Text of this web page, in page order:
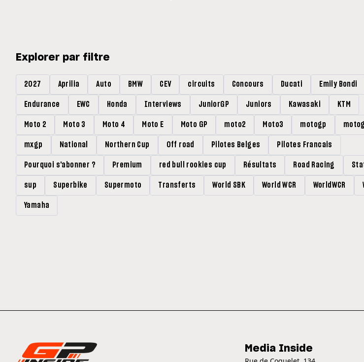
Explorer par filtre
2027 Aprilia Auto BMW CEV circuits Concours Ducati Emily Bondi
Endurance EWC Honda Interviews JuniorGP Juniors Kawasaki KTM
Moto 2 Moto 3 Moto 4 Moto E Moto GP moto2 Moto3 motogp
mxgp National Northern Cup Off road Pilotes Belges Pilotes Francais
Pourquoi s'abonner ? Premium red bull rookies cup Résultats Road Racing
sup Superbike Supermoto Transferts World SBK World WCR WorldWCR
Yamaha
Media Inside